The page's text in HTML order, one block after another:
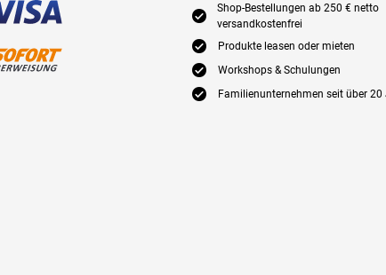
E
Shop-Bestellungen ab 250 € netto
versandkostenfrei
E Produkte leasen oder mieten
E Workshops & Schulungen
E Familienunternehmen seit über 20